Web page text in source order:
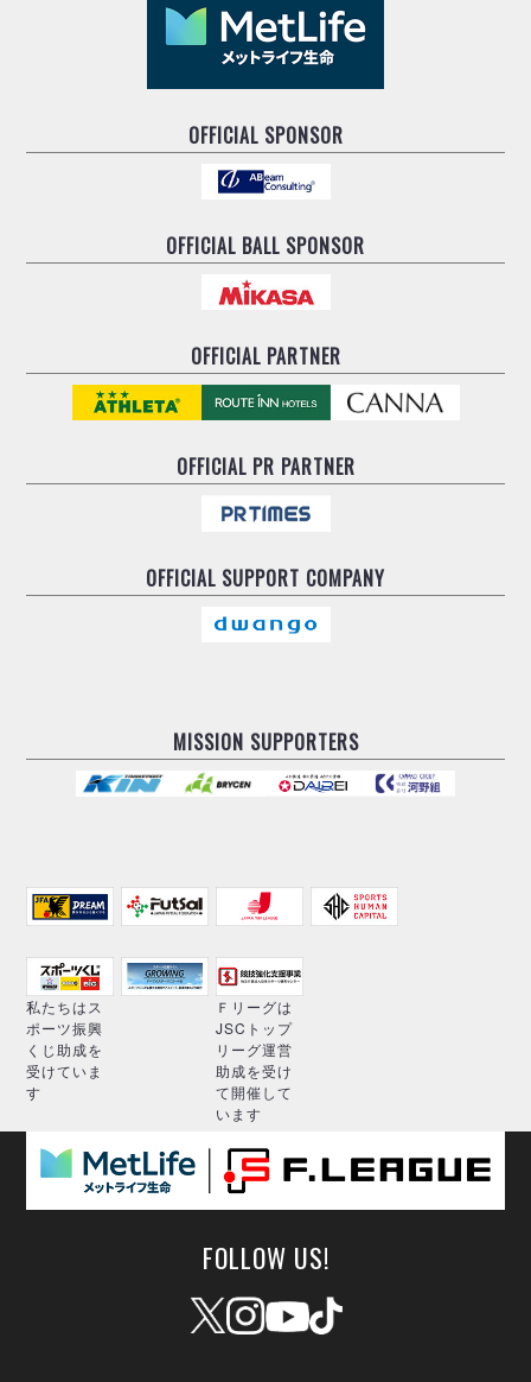
OFFICIAL SPONSOR
OFFICIAL BALL SPONSOR
OFFICIAL PARTNER
OFFICIALPR PARTNER
OFFICIAL SUPPORT COMPANY
MISSION SUPPORTERS
私たちはス
ポーツ振興
くじ助成を
受けていま
す
Ｆリーグは
JSCトップ
リーグ運営
助成を受け
て開催して
います
FOLLOW US!